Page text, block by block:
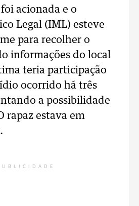
acionada e o
Legal (IML) esteve
para recolher o
informações do local
teria participação
ocorrido há três
a possibilidade
rapaz estava em